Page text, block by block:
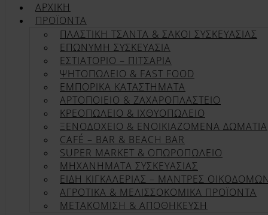
ΑΡΧΙΚΉ
ΠΡΟΪΌΝΤΑ
ΠΛΑΣΤΙΚΗ ΤΣΑΝΤΑ & ΣΑΚΟΙ ΣΥΣΚΕΥΑΣΙΑΣ
ΕΠΏΝΥΜΗ ΣΥΣΚΕΥΑΣΊΑ
ΕΣΤΙΑΤΟΡΙΟ – ΠΙΤΣΑΡΙΑ
ΨΗΤΟΠΩΛΕΙΟ & FAST FOOD
ΕΜΠΟΡΙΚΑ ΚΑΤΑΣΤΗΜΑΤΑ
ΑΡΤΟΠΟΙΕΙΟ & ΖΑΧΑΡΟΠΛΑΣΤΕΙΟ
ΚΡΕΟΠΩΛΕΙΟ & ΙΧΘΥΟΠΩΛΕΙΟ
ΞΕΝΟΔΟΧΕΙΟ & ΕΝΟΙΚΙΑΖΟΜΕΝΑ ΔΩΜΑΤΙΑ
CAFÉ – BAR & BEACH BAR
SUPER MARKET & ΟΠΩΡΟΠΩΛΕΙΟ
ΜΗΧΑΝΗΜΑΤΑ ΣΥΣΚΕΥΑΣΙΑΣ
ΕΙΔΗ ΚΙΓΚΑΛΕΡΙΑΣ – ΜΑΝΤΡΕΣ
ΑΓΡΟΤΙΚΑ & ΜΕΛΙΣΣΟΚΟΜΙΚΑ ΠΡΟΪΟΝΤΑ
ΜΕΤΑΚΟΜΙΣΗ & ΑΠΟΘΗΚΕΥΣΗ